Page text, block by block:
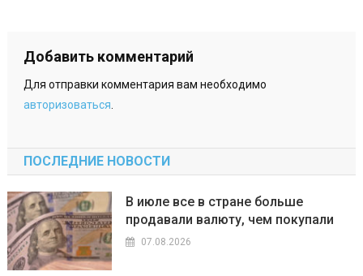
Добавить комментарий
Для отправки комментария вам необходимо
авторизоваться
ПОСЛЕДНИЕ НОВОСТИ
В июле все в стране больше
продавали валюту, чем покупали
07.08.2026